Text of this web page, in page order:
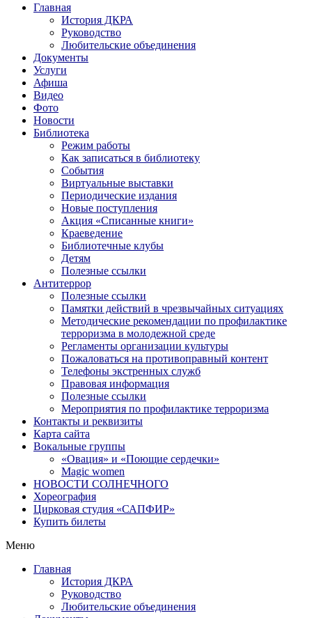
Главная
История ДКРА
Руководство
Любительские объединения
Документы
Услуги
Афиша
Видео
Фото
Новости
Библиотека
Режим работы
Как записаться в библиотеку
События
Виртуальные выставки
Периодические издания
Новые поступления
Акция «Списанные книги»
Краеведение
Библиотечные клубы
Детям
Полезные ссылки
Антитеррор
Полезные ссылки
Памятки действий в чрезвычайных ситуациях
Методические рекомендации по профилактике
терроризма в молодежной среде
Регламенты организации культуры
Пожаловаться на противоправный контент
Телефоны экстренных служб
Правовая информация
Полезные ссылки
Мероприятия по профилактике терроризма
Контакты и реквизиты
Карта сайта
Вокальные группы
«Овация» и «Поющие сердечки»
Magic women
НОВОСТИ СОЛНЕЧНОГО
Хореография
Цирковая студия «САПФИР»
Купить билеты
Меню
Главная
История ДКРА
Руководство
Любительские объединения